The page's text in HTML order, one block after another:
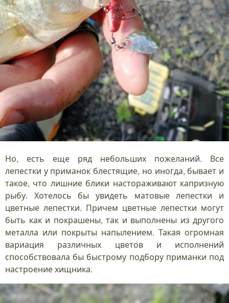
Но, есть еще ряд небольших пожеланий. Все
лепестки у приманок блестящие, но иногда, бывает и
такое, что лишние блики настораживают капризную
рыбу. Хотелось бы увидеть матовые лепестки и
цветные лепестки. Причем цветные лепестки могут
быть как и покрашены, так и выполнены из другого
металла или покрыты напылением. Такая огромная
вариация различных цветов и исполнений
способствовала бы быстрому подбору приманки под
настроение хищника.